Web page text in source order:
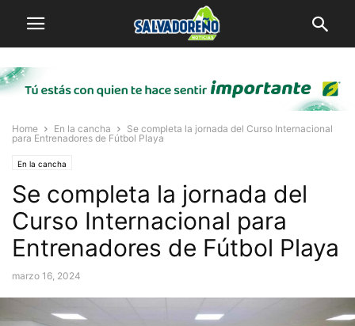
Home En la cancha
Se completa la jornada del Curso Internacional
para Entrenadores de Fútbol Playa
En la cancha
Se completa la jornada del
Curso Internacional para
Entrenadores de Fútbol Playa
marzo 16, 2024